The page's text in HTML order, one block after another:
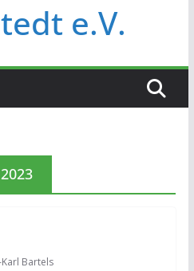
e.V.
Bartels